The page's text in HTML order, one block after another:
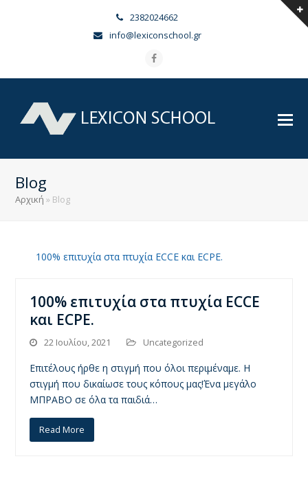
2382024662
info@lexiconschool.gr
Facebook
Blog
Αρχική » Blog
100% επιτυχία στα πτυχία ECCE και ECPE.
100% επιτυχία στα πτυχία ECCE
και ECPE.
22 Ιουλίου, 2021 Uncategorized
Επιτέλους ήρθε η στιγμή που όλοι περιμέναμε. Η
στιγμή που δικαίωσε τους κόπους μας!Ένα μεγάλο
ΜΠΡΑΒΟ σε όλα τα παιδιά…
Read More